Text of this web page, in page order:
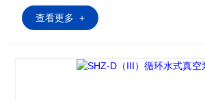
查看更多 +